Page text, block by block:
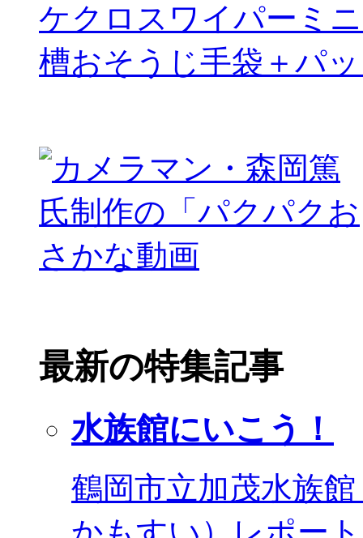
ケクロスワイパーミ
槽おそうじ手袋＋パ
最新の特集記事
水族館にいこう！
鶴岡市立加茂水族